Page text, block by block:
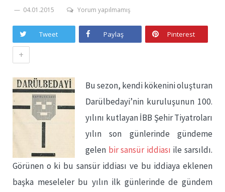
04.01.2015 Yorum yapılmamış
Tweet Paylaş Pinterest
+
Bu sezon, kendi kökenini oluşturan
Darülbedayi’nin kuruluşunun 100.
yılını kutlayan İBB Şehir Tiyatroları
yılın son günlerinde gündeme
gelen bir sansür iddiası ile sarsıldı.
Görünen o ki bu sansür iddiası ve bu iddiaya eklenen
başka meseleler bu yılın ilk günlerinde de gündem